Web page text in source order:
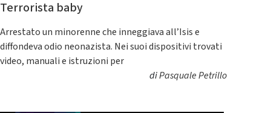
Terrorista baby
Arrestato un minorenne che inneggiava all’Isis e
diffondeva odio neonazista. Nei suoi dispositivi trovati
video, manuali e istruzioni per
diPasquale Petrillo